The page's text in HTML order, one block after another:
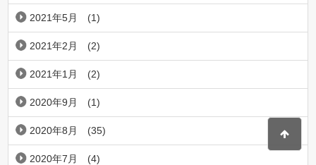
2021年5月 (1)
2021年2月 (2)
2021年1月 (2)
2020年9月 (1)
2020年8月 (35)
2020年7月 (4)